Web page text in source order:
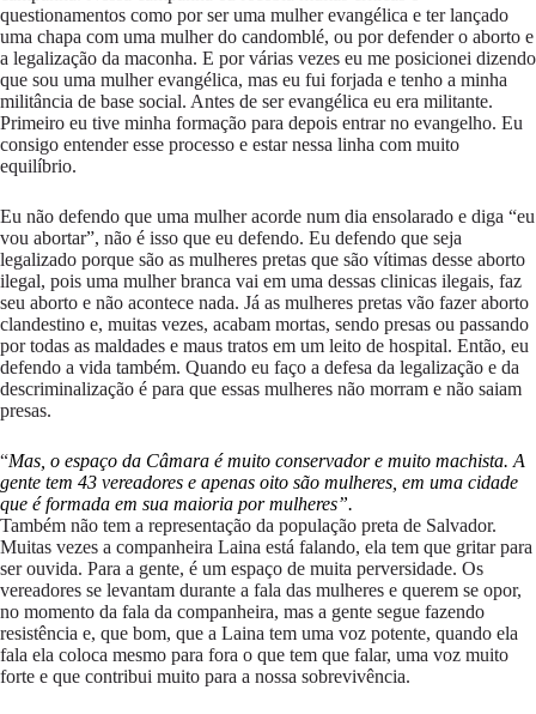
questionamentos como por ser uma mulher evangélica e ter lançado
uma chapa com uma mulher do candomblé, ou por defender o aborto e
a legalização da maconha. E por várias vezes eu me posicionei dizendo
que sou uma mulher evangélica, mas eu fui forjada e tenho a minha
militância de base social. Antes de ser evangélica eu era militante.
Primeiro eu tive minha formação para depois entrar no evangelho. Eu
consigo entender esse processo e estar nessa linha com muito
equilíbrio.
Eu não defendo que uma mulher acorde num dia ensolarado e diga “eu
vou abortar”, não é isso que eu defendo. Eu defendo que seja
legalizado porque são as mulheres pretas que são vítimas desse aborto
ilegal, pois uma mulher branca vai em uma dessas clinicas ilegais, faz
seu aborto e não acontece nada. Já as mulheres pretas vão fazer aborto
clandestino e, muitas vezes, acabam mortas, sendo presas ou passando
por todas as maldades e maus tratos em um leito de hospital. Então, eu
defendo a vida também. Quando eu faço a defesa da legalização e da
descriminalização é para que essas mulheres não morram e não saiam
presas.
“Mas, o espaço da Câmara é muito conservador e muito machista. A
gente tem 43 vereadores e apenas oito são mulheres, em uma cidade
que é formada em sua maioria por mulheres”.
Também não tem a representação da população preta de Salvador.
Muitas vezes a companheira Laina está falando, ela tem que gritar para
ser ouvida. Para a gente, é um espaço de muita perversidade. Os
vereadores se levantam durante a fala das mulheres e querem se opor,
no momento da fala da companheira, mas a gente segue fazendo
resistência e, que bom, que a Laina tem uma voz potente, quando ela
fala ela coloca mesmo para fora o que tem que falar, uma voz muito
forte e que contribui muito para a nossa sobrevivência.